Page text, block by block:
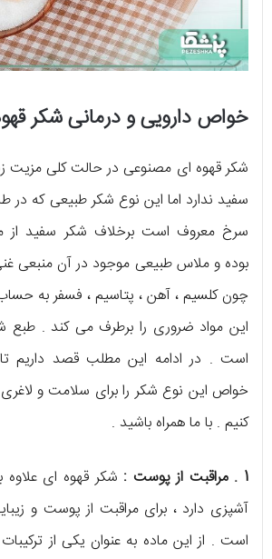
خواص دارویی و درمانی شکر
شکر قهوه ای مصنوعی در حالت کلی مزیت
سفید ندارد اما این نوع شکر طبیعی که
سرخ معروف است برخلاف شکر سفید از
بوده و ملاس طبیعی موجود در آن منبعی
چون کلسیم ، آهن ، پتاسیم ، فسفر به
این مواد ضروری را برطرف می کند . طبع
است . در ادامه این مطلب قصد داریم تا
خواص این نوع شکر را برای سلامت و
کنیم . با ما همراه باشید .
1 . مراقبت از پوست :
شکر قهوه ای علاوه
آشپزی دارد ، برای مراقبت از پوست و
است . از این ماده به عنوان یکی از